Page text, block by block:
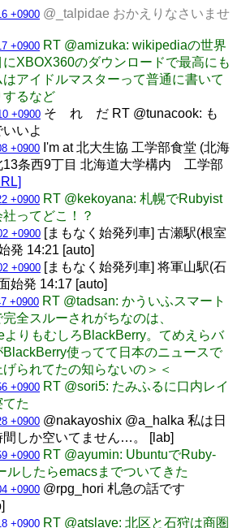
+0900 @_talpidae おかえりなさいませ
+0900 RT @amizuka: wikipediaの世界
XBOX360のダウンロードで最高にも
はアイドルマスターって普通に書いて
するなど
+0900 そ れ だ RT @tunacook: も
いよ
+0900 I'm at 北大生協 工学部食堂 (北海
13条西9丁目 北海道大学構内 工学部
+0900 RT @kekoyana: 札幌でRubyist
ってどこ！？
+0900 [まもなく始発列車] 古瀬駅(根室
発 14:21 [auto]
+0900 [まもなく始発列車] 将軍山駅(石
始発 14:17 [auto]
+0900 RT @tadsan: かういふスマート
全スルーされがちなのは、
りもむしろBlackBerry。てめえらバ
使ってて日本のニュースで
られてたの知らないの＞＜
+0900 RT @sori5: たみふるに口内レイ
た
+0900 @nakayoshix @a_halka 私は日
間しか空いてません…。 [lab]
+0900 RT @ayumin: UbuntuでRuby-
ルしたらemacsまでついてきた
+0900 @rpg_hori 札急の話です
+0900 RT @atslave: 北区と石狩は商圏